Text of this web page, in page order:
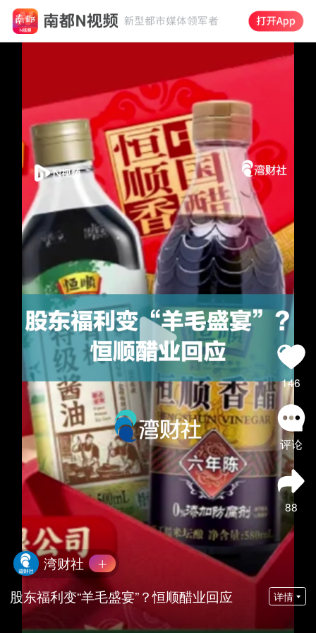
146
评论
88
湾财社
股东福利变“羊毛盛宴”？恒顺醋业回应
详情